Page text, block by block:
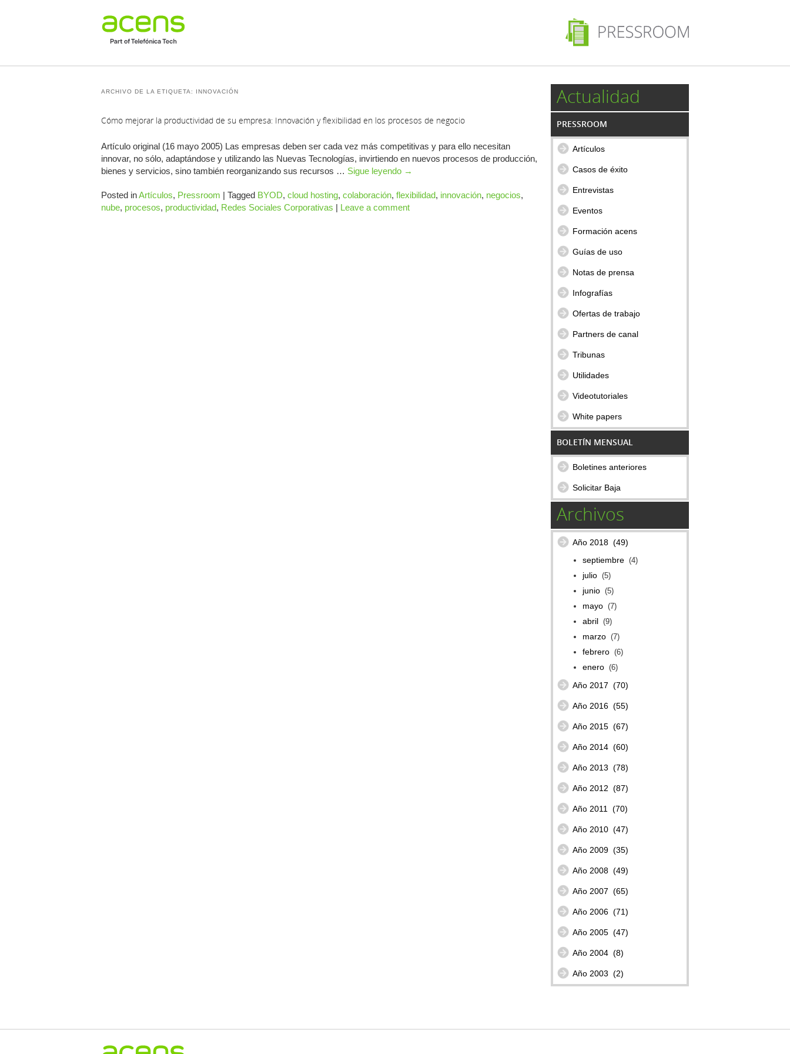
ARCHIVO DE LA ETIQUETA: INNOVACIÓN
Cómo mejorar la productividad de su empresa: Innovación y flexibilidad en los procesos de negocio
Artículo original (16 mayo 2005) Las empresas deben ser cada vez más competitivas y para ello necesitan
innovar, no sólo, adaptándose y utilizando las Nuevas Tecnologías, invirtiendo en nuevos procesos de producción,
bienes y servicios, sino también reorganizando sus recursos … Sigue leyendo →
Posted inArtículos, Pressroom | Tagged BYOD, cloud hosting, colaboración, flexibilidad, innovación, negocios,
nube, procesos, productividad, Redes Sociales Corporativas | Leave a comment
Actualidad
PRESSROOM
Artículos
Casos de éxito
Entrevistas
Eventos
Formación acens
Guías de uso
Notas de prensa
Infografías
Ofertas de trabajo
Partners de canal
Tribunas
Utilidades
Videotutoriales
White papers
BOLETÍN MENSUAL
Boletines anteriores
Solicitar Baja
Archivos
Año 2018 (49)
septiembre (4)
julio (5)
junio (5)
mayo (7)
abril (9)
marzo (7)
febrero (6)
enero (6)
Año 2017 (70)
Año 2016 (55)
Año 2015 (67)
Año 2014 (60)
Año 2013 (78)
Año 2012 (87)
Año 2011 (70)
Año 2010 (47)
Año 2009 (35)
Año 2008 (49)
Año 2007 (65)
Año 2006 (71)
Año 2005 (47)
Año 2004 (8)
Año 2003 (2)